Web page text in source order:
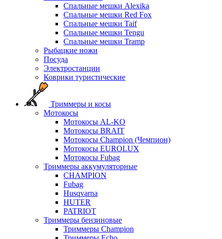
Спальные мешки Alexika
Спальные мешки Red Fox
Спальные мешки Taif
Спальные мешки Tengu
Спальные мешки Tramp
Рыбацкие ножи
Посуда
Электростанции
Коврики туристические
Триммеры и косы
Мотокосы
Мотокосы AL-KO
Мотокосы BRAIT
Мотокосы Champion (Чемпион)
Мотокосы EUROLUX
Мотокосы Fubag
Триммеры аккумуляторные
CHAMPION
Fubag
Husqvarna
HUTER
PATRIOT
Триммеры бензиновые
Триммеры Champion